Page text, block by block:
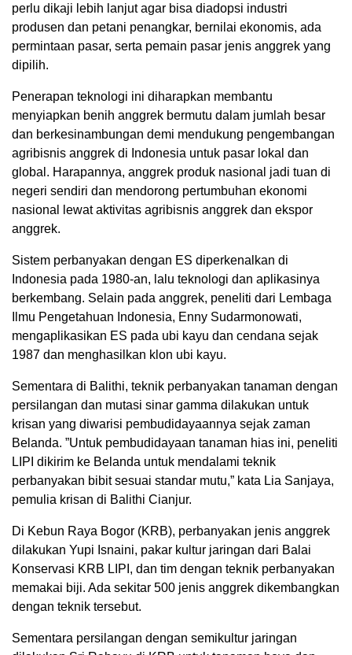
perlu dikaji lebih lanjut agar bisa diadopsi industri
produsen dan petani penangkar, bernilai ekonomis, ada
permintaan pasar, serta pemain pasar jenis anggrek yang
dipilih.
Penerapan teknologi ini diharapkan membantu
menyiapkan benih anggrek bermutu dalam jumlah besar
dan berkesinambungan demi mendukung pengembangan
agribisnis anggrek di Indonesia untuk pasar lokal dan
global. Harapannya, anggrek produk nasional jadi tuan di
negeri sendiri dan mendorong pertumbuhan ekonomi
nasional lewat aktivitas agribisnis anggrek dan ekspor
anggrek.
Sistem perbanyakan dengan ES diperkenalkan di
Indonesia pada 1980-an, lalu teknologi dan aplikasinya
berkembang. Selain pada anggrek, peneliti dari Lembaga
Ilmu Pengetahuan Indonesia, Enny Sudarmonowati,
mengaplikasikan ES pada ubi kayu dan cendana sejak
1987 dan menghasilkan klon ubi kayu.
Sementara di Balithi, teknik perbanyakan tanaman dengan
persilangan dan mutasi sinar gamma dilakukan untuk
krisan yang diwarisi pembudidayaannya sejak zaman
Belanda. ”Untuk pembudidayaan tanaman hias ini, peneliti
LIPI dikirim ke Belanda untuk mendalami teknik
perbanyakan bibit sesuai standar mutu,” kata Lia Sanjaya,
pemulia krisan di Balithi Cianjur.
Di Kebun Raya Bogor (KRB), perbanyakan jenis anggrek
dilakukan Yupi Isnaini, pakar kultur jaringan dari Balai
Konservasi KRB LIPI, dan tim dengan teknik perbanyakan
memakai biji. Ada sekitar 500 jenis anggrek dikembangkan
dengan teknik tersebut.
Sementara persilangan dengan semikultur jaringan